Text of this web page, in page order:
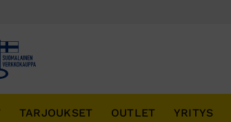
TARJOUKSET OUTLET YRITYS